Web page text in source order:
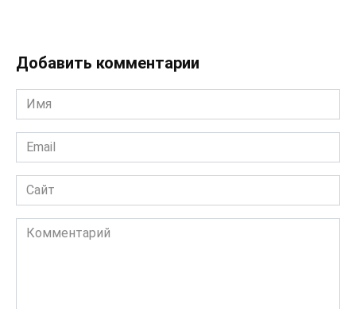
Добавить комментарии
Имя
*
Email
*
Сайт
Комментарий